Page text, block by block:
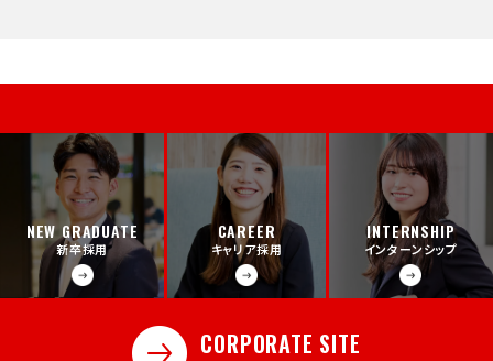
NEW GRADUATE
新卒採用
CAREER
キャリア採用
INTERNSHIP
インターンシップ
CORPORATE SITE